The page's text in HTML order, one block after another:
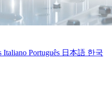
Italiano Português 日本語 한국